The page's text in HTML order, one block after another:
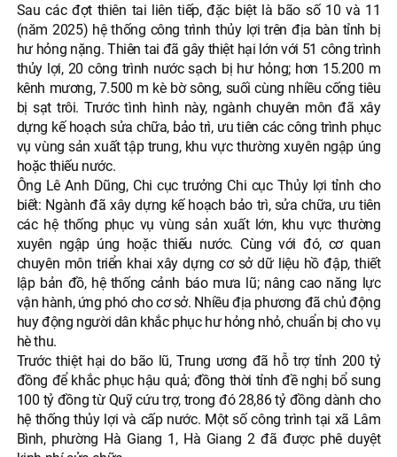
Sau các đợt thiên tai liên tiếp, đặc biệt là bão số 10 và 11
(năm 2025) hệ thống công trình thủy lợi trên địa bàn tỉnh bị
hư hỏng nặng. Thiên tai đã gây thiệt hại lớn với 51 công trình
thủy lợi, 20 công trình nước sạch bị hư hỏng; hơn 15.200 m
kênh mương, 7.500 m kè bờ sông, suối cùng nhiều cống tiêu
bị sạt trôi. Trước tình hình này, ngành chuyên môn đã xây
dựng kế hoạch sửa chữa, bảo trì, ưu tiên các công trình phục
vụ vùng sản xuất tập trung, khu vực thường xuyên ngập úng
hoặc thiếu nước.
Ông Lê Anh Dũng, Chi cục trưởng Chi cục Thủy lợi tỉnh cho
biết: Ngành đã xây dựng kế hoạch bảo trì, sửa chữa, ưu tiên
các hệ thống phục vụ vùng sản xuất lớn, khu vực thường
xuyên ngập úng hoặc thiếu nước. Cùng với đó, cơ quan
chuyên môn triển khai xây dựng cơ sở dữ liệu hồ đập, thiết
lập bản đồ, hệ thống cảnh báo mưa lũ; nâng cao năng lực
vận hành, ứng phó cho cơ sở. Nhiều địa phương đã chủ động
huy động người dân khắc phục hư hỏng nhỏ, chuẩn bị cho vụ
hè thu.
Trước thiệt hại do bão lũ, Trung ương đã hỗ trợ tỉnh 200 tỷ
đồng để khắc phục hậu quả; đồng thời tỉnh đề nghị bổ sung
100 tỷ đồng từ Quỹ cứu trợ, trong đó 28,86 tỷ đồng dành cho
hệ thống thủy lợi và cấp nước. Một số công trình tại xã Lâm
Bình, phường Hà Giang 1, Hà Giang 2 đã được phê duyệt